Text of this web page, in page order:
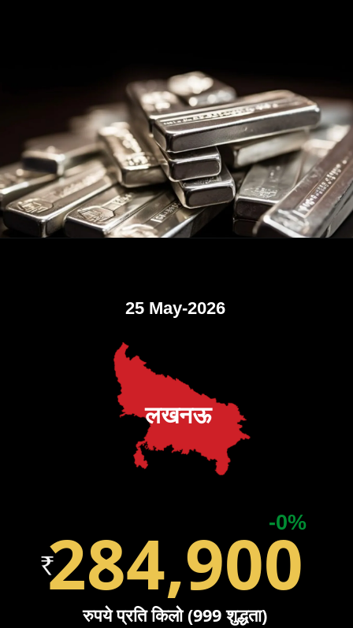
-0%
284,900
25 May-2026
रुपये प्रति किलो (999 शुद्धता)
लखनऊ